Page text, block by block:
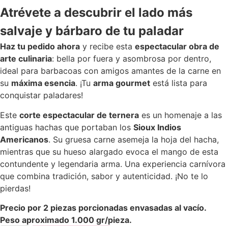
valoraciones
de clientes
Atrévete a descubrir el lado más
salvaje y bárbaro de tu paladar
Haz tu pedido ahora y recibe esta espectacular obra de
arte culinaria: bella por fuera y asombrosa por dentro,
ideal para barbacoas con amigos amantes de la carne en
su máxima esencia. ¡Tu arma gourmet está lista para
conquistar paladares!
Este corte espectacular de ternera es un homenaje a las
antiguas hachas que portaban los Sioux Indios
Americanos. Su gruesa carne asemeja la hoja del hacha,
mientras que su hueso alargado evoca el mango de esta
contundente y legendaria arma. Una experiencia carnívora
que combina tradición, sabor y autenticidad. ¡No te lo
pierdas!
Precio por 2 piezas porcionadas envasadas al vacío.
Peso aproximado 1.000 gr/pieza.